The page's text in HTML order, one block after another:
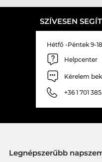
SZÍVESEN
Hétfő -Péntek 9-
Helpcenter
Kérelem
+36 1 701
Legnépszerűbb